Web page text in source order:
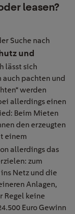
leasen?
Suche nach
und
lässt sich
pachten und
werden
allerdings einen
Beim Mieten
den erzeugten
einem
allerdings das
zum
Netz und die
Anlagen,
Regel keine
Euro Gewinn